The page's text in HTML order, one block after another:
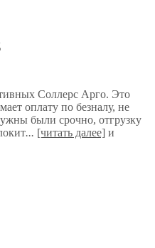
Соллерс Арго. Это
оплату по безналу, не
были срочно, отгрузку
... [читать далее] и